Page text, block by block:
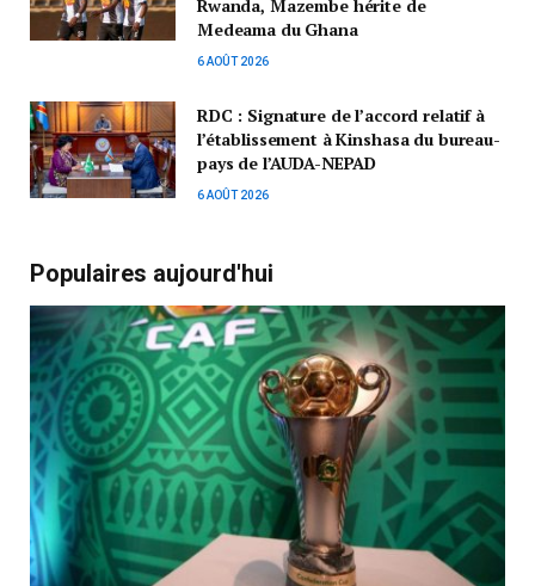
Rwanda, Mazembe hérite de
Medeama du Ghana
6 AOÛT 2026
RDC : Signature de l’accord relatif à
l’établissement à Kinshasa du bureau-
pays de l’AUDA-NEPAD
6 AOÛT 2026
Populaires aujourd'hui